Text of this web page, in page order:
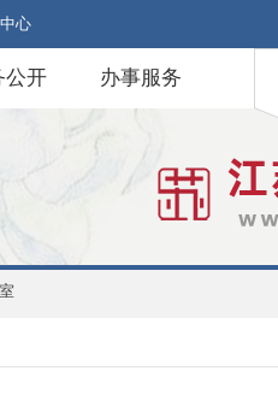
心
公开 办事服务